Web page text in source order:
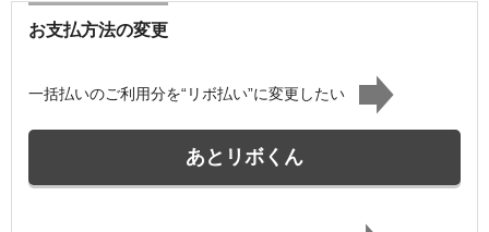
お支払方法の変更
一括払いのご利用分を“リボ払い”に変更したい
あとリボくん